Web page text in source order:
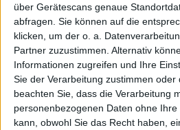
über Gerätescans genaue
abfragen. Sie können auf die
klicken, um der o. a.
Partner zuzustimmen. Alternativ
Informationen zugreifen und Ihre
Sie der Verarbeitung zustimmen oder
beachten Sie, dass die Verarbeitung
personenbezogenen Daten ohne
kann, obwohl Sie das Recht haben,
sogar teilweise einen
sich in seiner Struktur jedoch treu.
als überflüssiges Zwischenspiel
durch den gelungen Übergang
Pures Chaos, wie bei anderen
vereinzelt vorhanden. Wenn
hin seine imposanten Riffs zeigt,